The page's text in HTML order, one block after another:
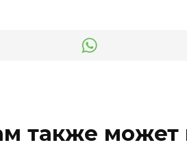
также может